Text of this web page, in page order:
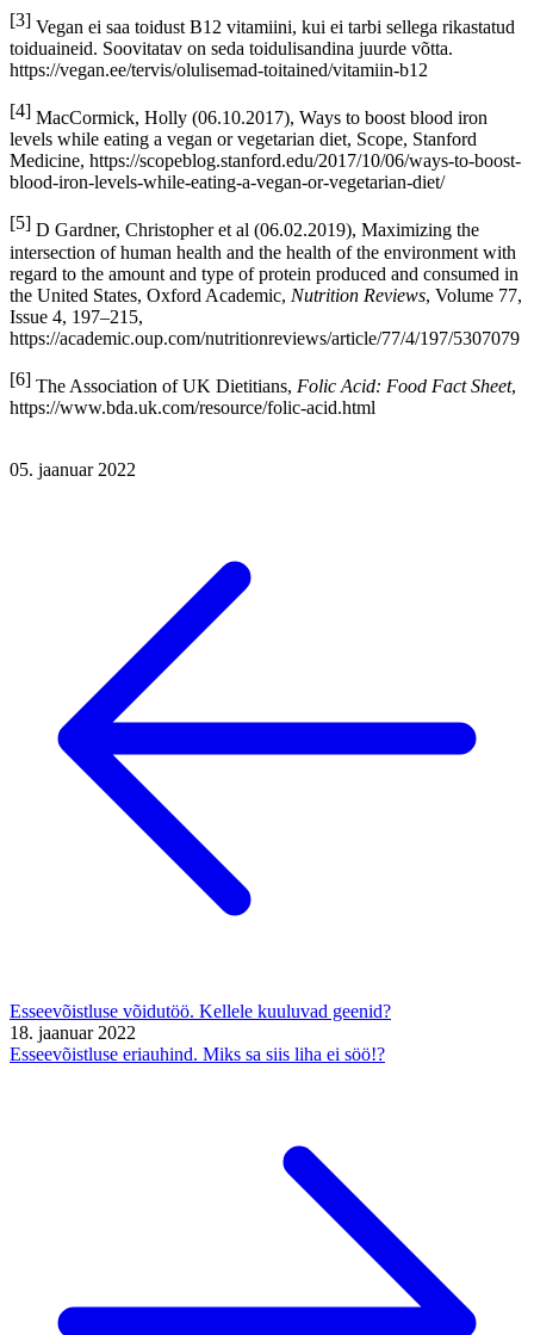
Novembris 2021 korraldasime üleilmse vegankuu tähistamiseks
esseevõistluse. Heleni essee on üks kolmest võidutööst.
___
[1]Kõneteraapiakeskus (21.10.2021), Toetatud beebiiga,
https://www.youtube.com/watch?v=nG8ReC6H1z8
[2] Wilson, Sarah (02.11.2021), The COP26 menu is ‘like serving
cigarettes at a lung cancer conference’,The Big Issue,
https://www.bigissue.com/news/environment/cop26-haggis-the-
most-unsustainable-dish-at-glasgow-climate-conference/
[3]Vegan ei saa toidust B12 vitamiini, kui ei tarbi sellega rikastatud
https://vegan.ee/tervis/olulisemad-toitained/vitamiin-b12
Medicine, https://scopeblog.stanford.edu/2017/10/06/ways-to-boost-
intersection of human health and the health of the environment with
regard to the amount and type of protein produced and consumed in
the United States, Oxford Academic,
https://academic.oup.com/nutritionreviews/article/77/4/197/5307079
The Association of UK Dietitians,
https://www.bda.uk.com/resource/folic-acid.html